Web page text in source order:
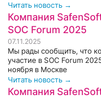
Читать новость →
Компания
SOC Forum 2025
07.11.2025
Мы рады сообщить, что
участие в SOC Forum
ноября в Москве
Читать новость →
Компания